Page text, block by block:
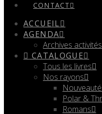
CONTACT
ACCUEIL
AGENDA
Archives activités
CATALOGUE
Tous les livres
Nos rayons
Polar &
Romans